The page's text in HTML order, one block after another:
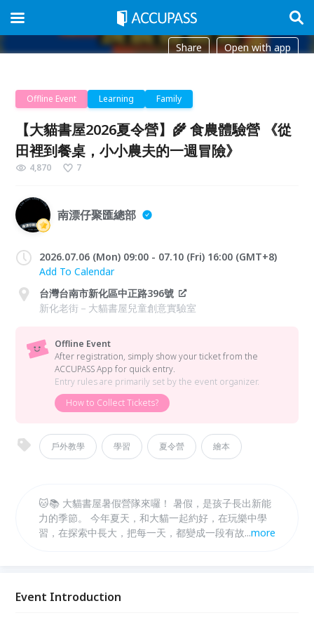
Share Open with app
Offline Event Learning Family
【大貓書屋2026夏令營】🌾 食農體驗營 《從
田裡到餐桌，小小農夫的一週冒險》
4,870 7
南漂仔聚匯總部
2026.07.06 (Mon) 09:00 - 07.10 (Fri) 16:00 (GMT+8)
Add To Calendar
台灣台南市新化區中正路396號
新化老街－大貓書屋兒童創意實驗室
Offline Event
After registration, simply show your ticket from the
ACCUPASS App for quick entry.
Entry rules are primarily set by the event organizer.
How to Collect Tickets?
戶外教學 學習 夏令營 繪本
🐱📚 大貓書屋暑假營隊來囉！ 暑假，是孩子長出新能
力的季節。 今年夏天，和大貓一起約好，在玩樂中學
習，在探索中長大，把每一天，都變成一段有故事的冒
隊自由選擇，可依孩子興趣報名！ 可單週參加，彈性
...more
Event Introduction